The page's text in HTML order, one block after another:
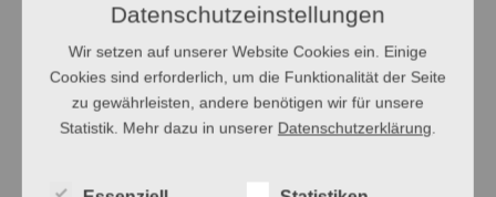
Datenschutzeinstellungen
Wir setzen auf unserer Website Cookies ein. Einige
Cookies sind erforderlich, um die Funktionalität der Seite
zu gewährleisten, andere benötigen wir für unsere
Statistik. Mehr dazu in unserer Datenschutzerklärung